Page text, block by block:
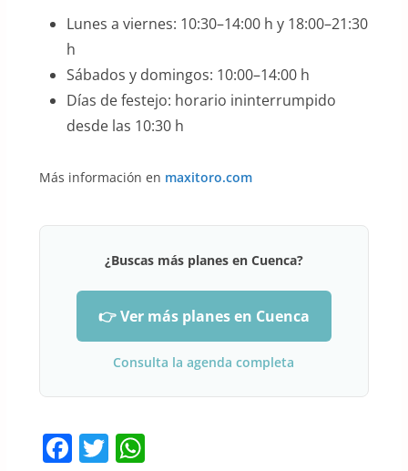
Lunes a viernes: 10:30–14:00 h y 18:00–21:30
h
Sábados y domingos: 10:00–14:00 h
Días de festejo: horario ininterrumpido
desde las 10:30 h
Más información en maxitoro.com
¿Buscas más planes en Cuenca?
👉 Ver más planes en Cuenca
Consulta la agenda completa
F T W